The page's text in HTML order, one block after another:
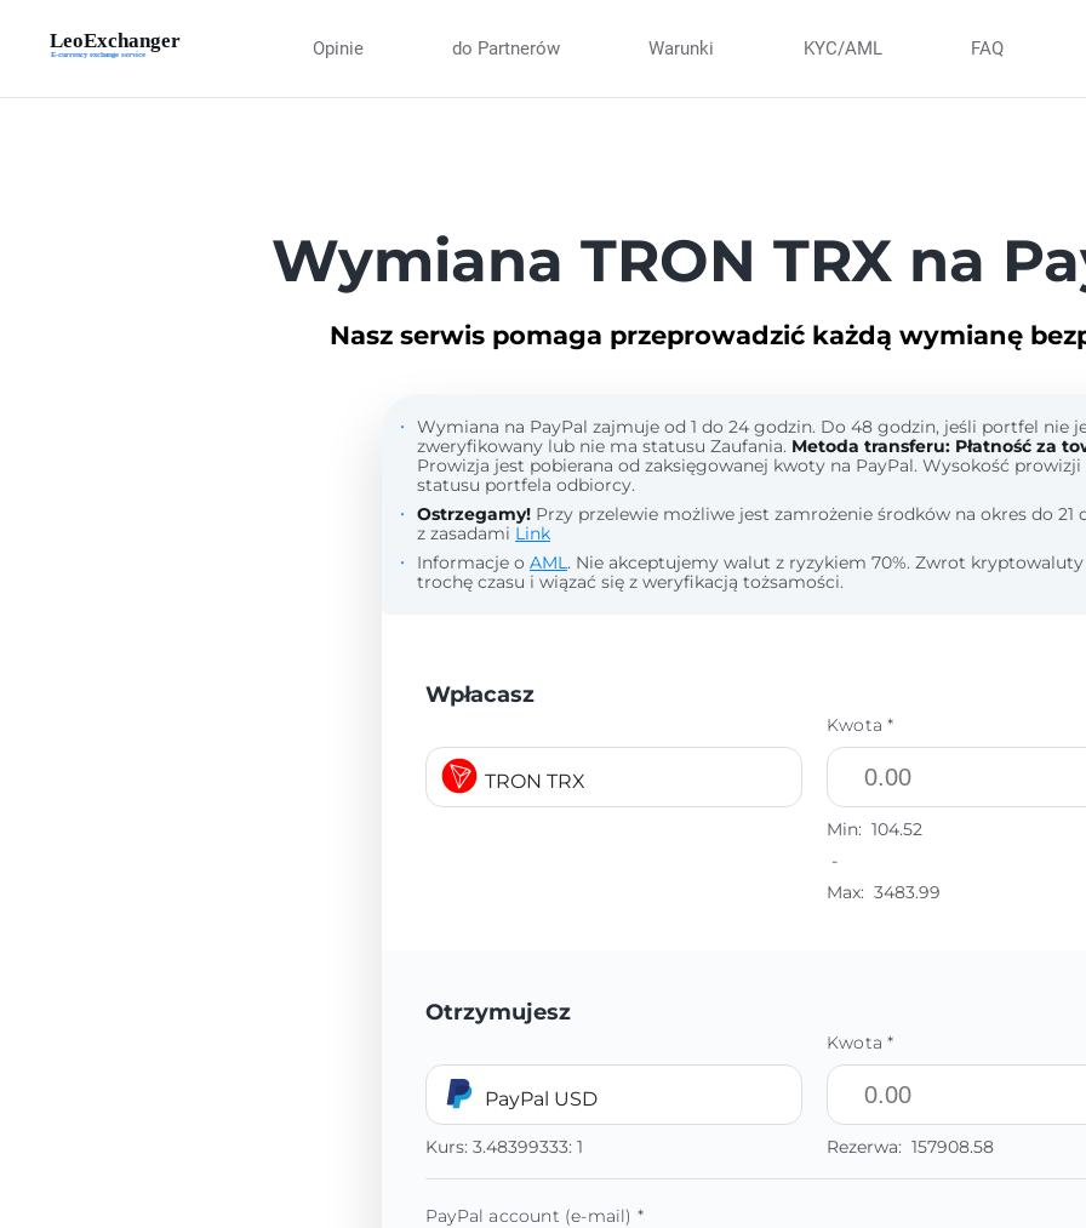
Opinie do Partnerów Warunki KYC/AML FAQ
Wymiana TRON TRX na
Nasz serwis pomaga przeprowadzić każdą wymianę
Wymiana na PayPal zajmuje od 1 do 24 godzin. Do 48 godzin, jeśli portfel nie
zweryfikowany lub nie ma statusu Zaufania. Metoda transferu: Płatność za
Prowizja jest pobierana od zaksięgowanej kwoty na PayPal. Wysokość prowizji
statusu portfela odbiorcy.
Ostrzegamy! Przy przelewie możliwe jest zamrożenie środków na okres do 21
z zasadami Link
Informacje o AML. Nie akceptujemy walut z ryzykiem 70%. Zwrot
trochę czasu i wiązać się z weryfikacją tożsamości.
Wpłacasz
TRON TRX
Kwota *
Min: 104.52
-
Max: 3483.99
Otrzymujesz
PayPal USD
Kurs: 3.48399333: 1
Kwota *
Rezerwa: 157908.58
PayPal account (e-mail) *